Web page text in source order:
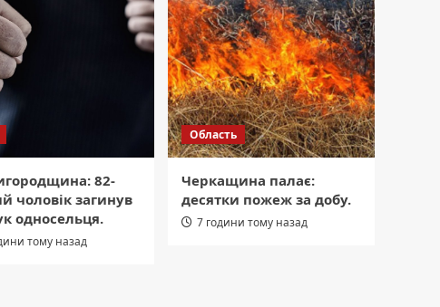
82-
чоловік загинув
односельця.
тому назад
Область
Черкащина палає:
десятки пожеж за добу.
7 години тому назад